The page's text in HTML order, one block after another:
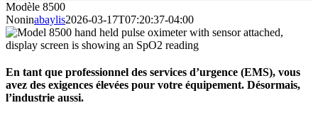
Modèle 8500
Noninabaylis2026-03-17T07:20:37-04:00
En tant que professionnel des services d’urgence (EMS), vous
avez des exigences élevées pour votre équipement. Désormais,
l’industrie aussi.